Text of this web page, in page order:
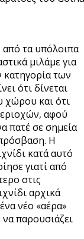
από τα υπόλοιπα
μιλάμε για
κατηγορία των
ότι δίνεται
χώρου και ότι
αφού
πατέ σε σημεία
Η
κατά αυτό
γιατί από
στις
αρχικά
νέο «αέρα»
παρουσιάζει